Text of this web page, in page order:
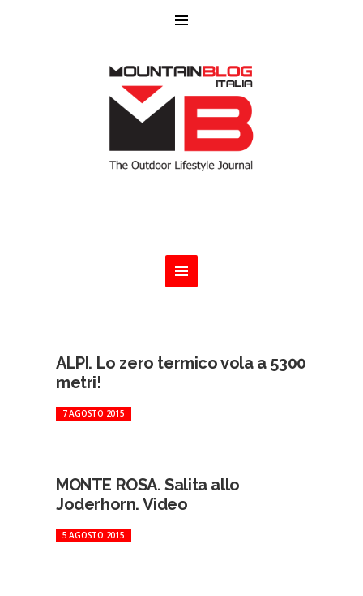
ALPI. Lo zero termico vola a 5300
metri!
7 AGOSTO 2015
MONTE ROSA. Salita allo
Joderhorn. Video
5 AGOSTO 2015